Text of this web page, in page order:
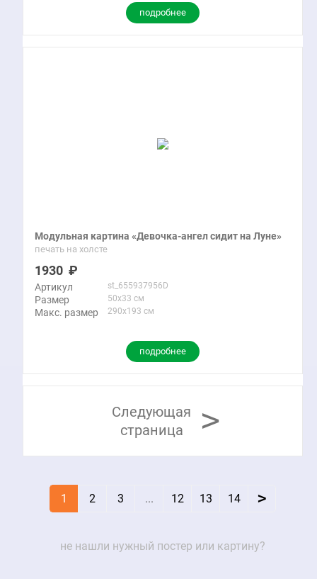
подробнее
Модульная картина «Девочка-ангел сидит на Луне»
печать на холсте
1930
Артикул st_655937956D
Размер 50x33 см
Макс. размер 290x193 см
подробнее
Следующая
страница
>
1 2 3 ... 12 13 14 >
не нашли нужный постер или картину?